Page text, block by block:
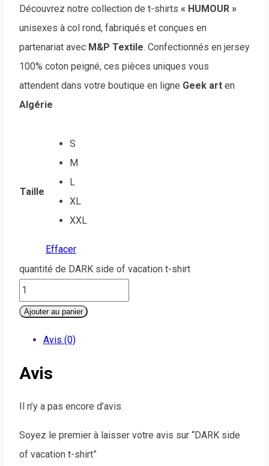
Découvrez notre collection de t-shirts « HUMOUR »
unisexes à col rond, fabriqués et conçues en
partenariat avec M&P Textile. Confectionnés en jersey
100% coton peigné, ces pièces uniques vous
attendent dans votre boutique en ligne Geek art en
Algérie
Taille
S
M
L
XL
XXL
Effacer
quantité de DARK side of vacation t-shirt
Ajouter au panier
Avis (0)
Avis
Il n’y a pas encore d’avis.
Soyez le premier à laisser votre avis sur “DARK side
of vacation t-shirt”